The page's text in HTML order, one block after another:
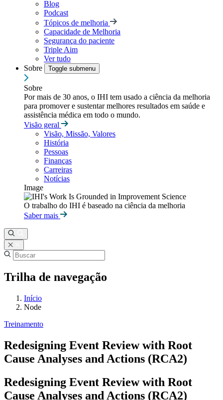
Blog
Podcast
Tópicos de melhoria
Capacidade de Melhoria
Segurança do paciente
Triple Aim
Ver tudo
Sobre
Toggle submenu
Sobre
Por mais de 30 anos, o IHI tem usado a ciência da melhoria
para promover e sustentar melhores resultados em saúde e
assistência médica em todo o mundo.
Visão geral
Visão, Missão, Valores
História
Pessoas
Finanças
Carreiras
Notícias
Image
O trabalho do IHI é baseado na ciência da melhoria
Saber mais
Trilha de navegação
Início
Node
Treinamento
Redesigning Event Review with Root
Cause Analyses and Actions (RCA2)
Redesigning Event Review with Root
Cause Analyses and Actions (RCA2)